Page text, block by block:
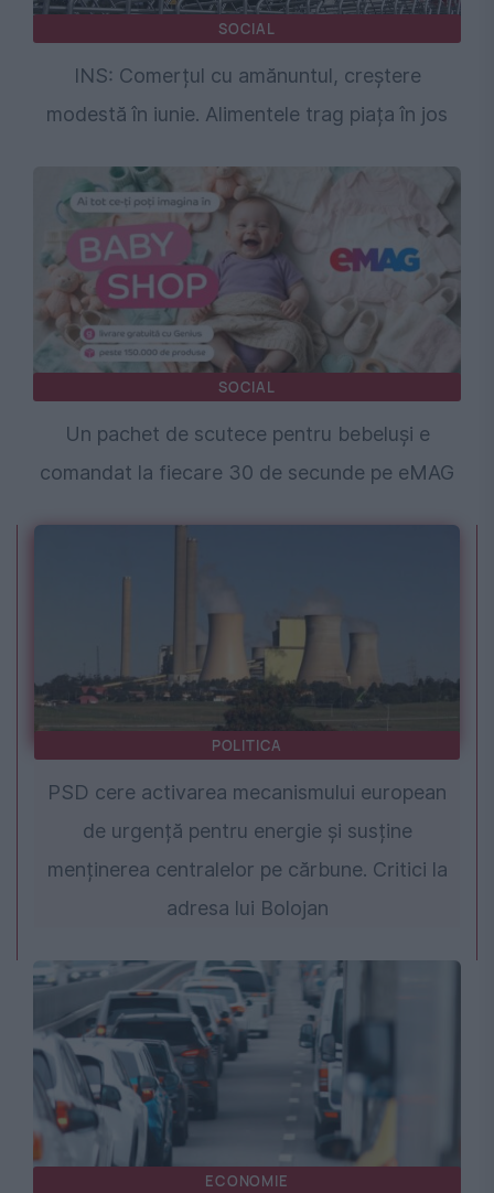
SOCIAL
INS: Comerțul cu amănuntul, creștere
modestă în iunie. Alimentele trag piața în jos
SOCIAL
Un pachet de scutece pentru bebeluși e
comandat la fiecare 30 de secunde pe eMAG
POLITICA
PSD cere activarea mecanismului european
de urgență pentru energie și susține
menținerea centralelor pe cărbune. Critici la
adresa lui Bolojan
ECONOMIE